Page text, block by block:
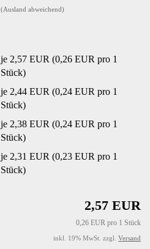
(Ausland abweichend)
je 2,57 EUR (0,26 EUR pro 1
Stück)
je 2,44 EUR (0,24 EUR pro 1
Stück)
je 2,38 EUR (0,24 EUR pro 1
Stück)
je 2,31 EUR (0,23 EUR pro 1
Stück)
2,57 EUR
0,26 EUR pro 1 Stück
inkl. 19% MwSt. zzgl. Versand